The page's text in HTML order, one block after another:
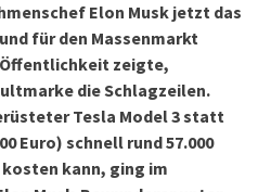
Elon Musk jetzt das
für den Massenmarkt
zeigte,
die Schlagzeilen.
Tesla Model 3 statt
Euro) schnell rund 57.000
kosten kann, ging im